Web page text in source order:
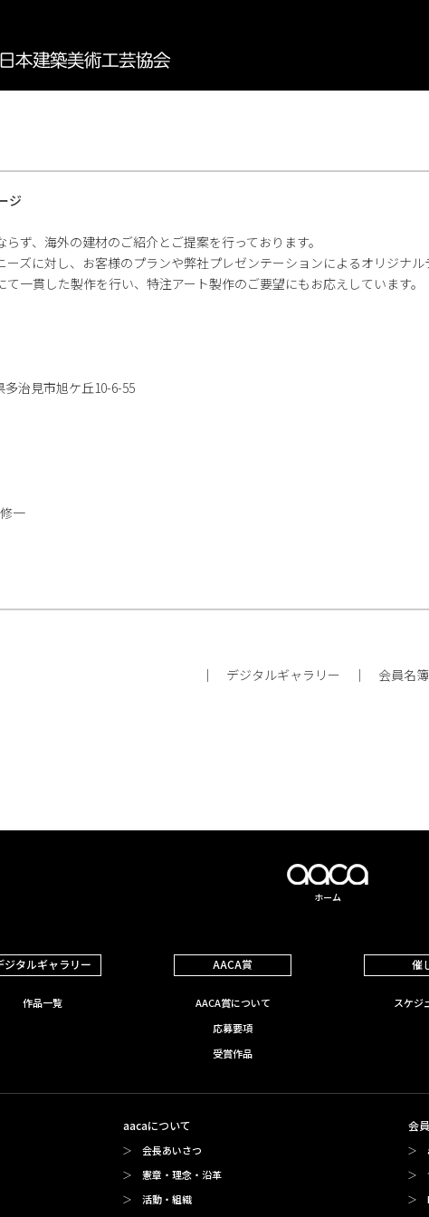
ジ
ず、海外の建材のご紹介とご提案を行っております。
ーズに対し、お客様のプランや弊社プレゼンテーションによるオリジナ
て一貫した製作を行い、特注アート製作のご要望にもお応えしています。
治見市旭ケ丘10-6-55
一
｜ デジタルギャラリー ｜ 会員名
ホーム
ジタルギャラリー
作品一覧
AACA賞
AACA賞について
応募要項
受賞作品
催
スケジ
aacaについて
会長あいさつ
憲章・理念・沿革
活動・組織
会